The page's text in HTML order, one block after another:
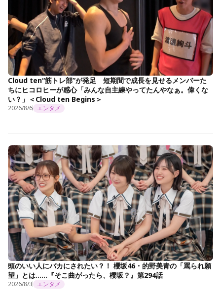
Cloud ten“筋トレ部”が発足 短期間で成長を見せるメンバーた
ちにヒコロヒーが感心「みんな自主練やってたんやなぁ。偉くな
い？」＜Cloud ten Begins＞
2026/8/6 エンタメ
頭のいい人にバカにされたい？！ 櫻坂46・的野美青の「罵られ願
望」とは……『そこ曲がったら、櫻坂？』第294話
2026/8/3 エンタメ